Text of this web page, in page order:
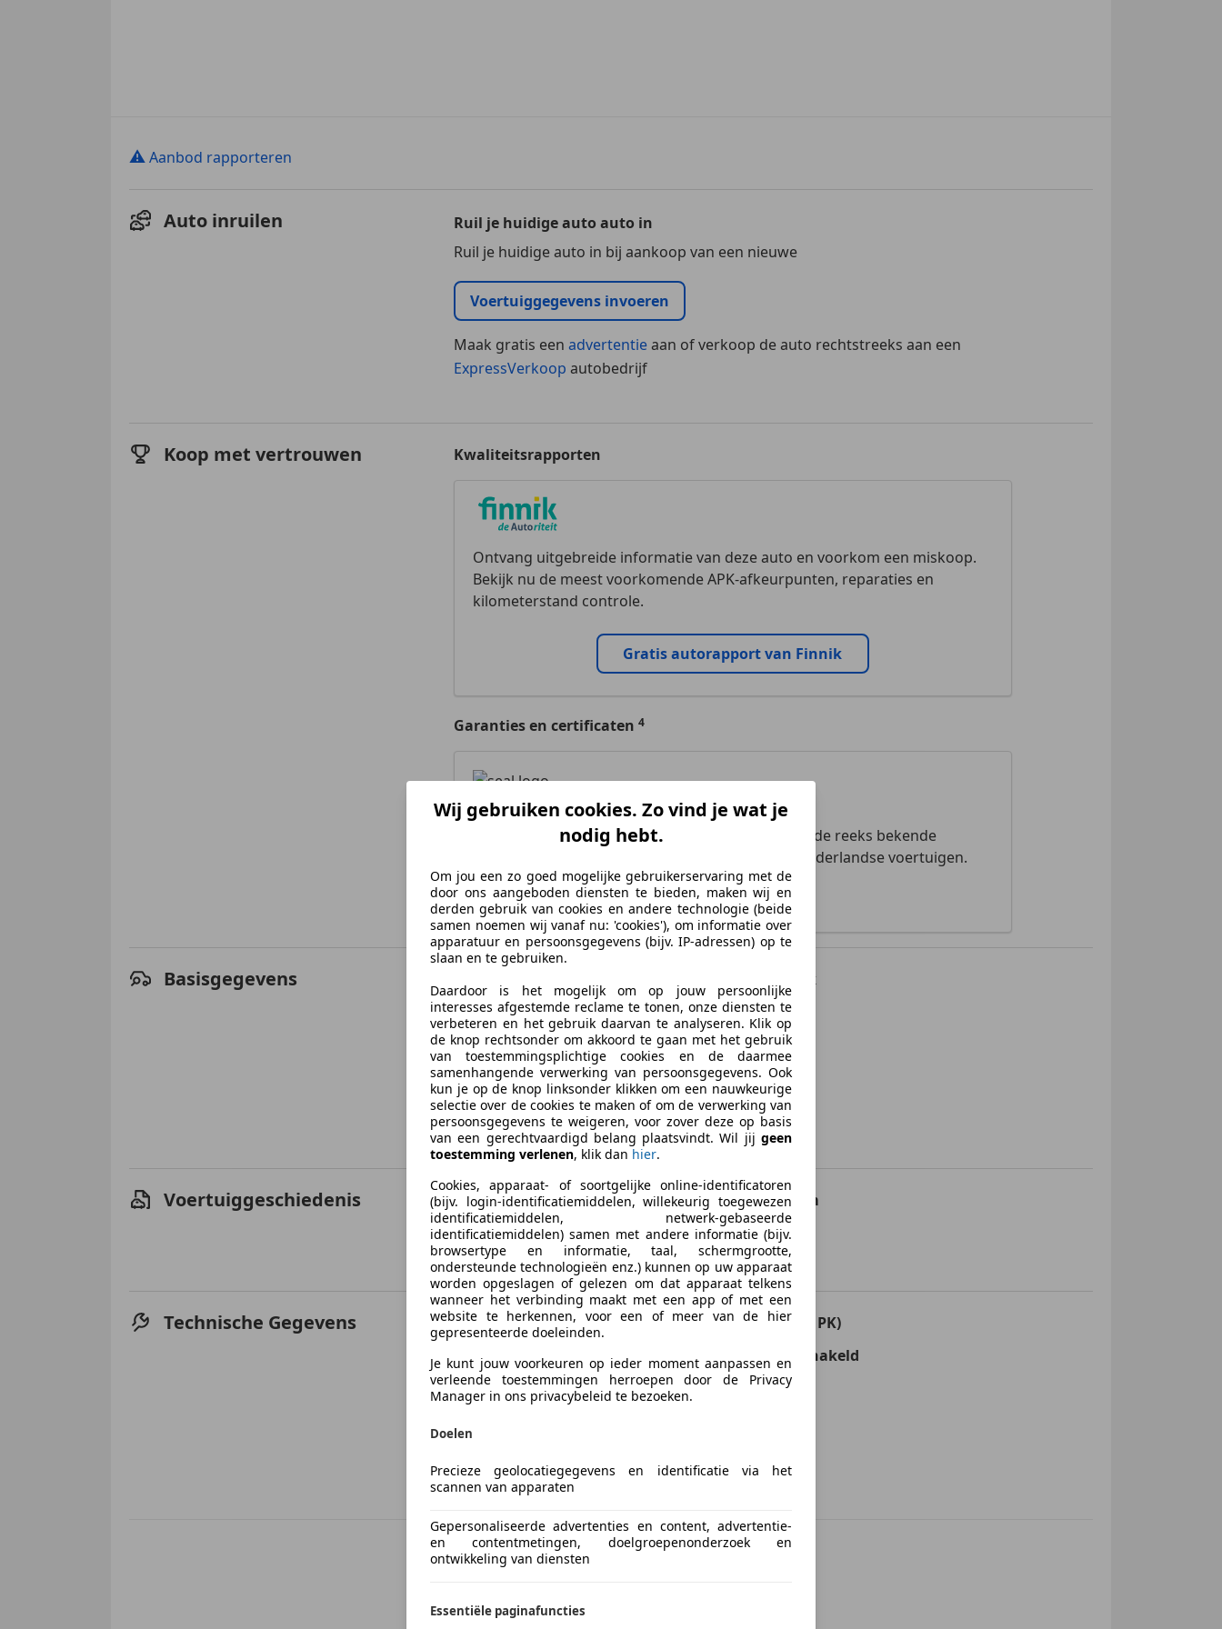
⚠ Aanbod rapporteren
Auto inruilen
Ruil je huidige auto auto in
Ruil je huidige auto in bij aankoop van een nieuwe
Voertuiggegevens invoeren
Maak gratis een advertentieaan of verkoop de auto rechtstreeks aan een
ExpressVerkoop autobedrijf
Koop met vertrouwen Kwaliteitsrapporten
Ontvang uitgebreide informatie van deze auto en voorkom een miskoop.
Bekijk nu de meest voorkomende APK-afkeurpunten, reparaties en
kilometerstand controle.
Gratis autorapport van Finnik
Garanties en certificaten
Het NAP-logo staat voor een logisch opbouw van de reeks bekende
kilometerstanden. De RDW checkt dit voor alle Nederlandse voertuigen.
Meer informatie
Basisgegevens
Hatchback
Voertuigtype
Gebruikt
Aandrijving
Voor
Stoelen
4
Deuren
3
Advertentienr.
09-HD-RB
Voertuiggeschiedenis Kilometerstand
204.793 km
Bouwjaar
05/2001
APK
04/2027
Technische Gegevens Vermogen kW (PK)
75 kW (102 PK)
Transmissie
Handgeschakeld
Cilinderinhoud
1.595 cm³
Leeggewicht
Wij gebruiken cookies. Zo vind je wat je
nodig hebt.
Om jou een zo goed mogelijke gebruikerservaring met de
door ons aangeboden diensten te bieden, maken wij en
derden gebruik van cookies en andere technologie (beide
samen noemen wij vanaf nu: 'cookies'), om informatie over
apparatuur en persoonsgegevens (bijv. IP-adressen) op te
slaan en te gebruiken.
Daardoor is het mogelijk om op jouw persoonlijke
interesses afgestemde reclame te tonen, onze diensten te
verbeteren en het gebruik daarvan te analyseren. Klik op
de knop rechtsonder om akkoord te gaan met het gebruik
van toestemmingsplichtige cookies en de daarmee
samenhangende verwerking van persoonsgegevens. Ook
kun je op de knop linksonder klikken om een nauwkeurige
selectie over de cookies te maken of om de verwerking van
persoonsgegevens te weigeren, voor zover deze op basis
van een gerechtvaardigd belang plaatsvindt. Wil jij geen
toestemming verlenen, klik dan hier.
Cookies, apparaat- of soortgelijke online-identificatoren
(bijv. login-identificatiemiddelen, willekeurig toegewezen
identificatiemiddelen, netwerk-gebaseerde
identificatiemiddelen) samen met andere informatie (bijv.
browsertype en informatie, taal, schermgrootte,
ondersteunde technologieën enz.) kunnen op uw apparaat
worden opgeslagen of gelezen om dat apparaat telkens
wanneer het verbinding maakt met een app of met een
website te herkennen, voor een of meer van de hier
gepresenteerde doeleinden.
Je kunt jouw voorkeuren op ieder moment aanpassen en
verleende toestemmingen herroepen door de Privacy
Manager in ons privacybeleid te bezoeken.
Doelen
Precieze geolocatiegegevens en identificatie via het
scannen van apparaten
Gepersonaliseerde advertenties en content, advertentie-
en contentmetingen, doelgroepenonderzoek en
ontwikkeling van diensten
Essentiële paginafuncties